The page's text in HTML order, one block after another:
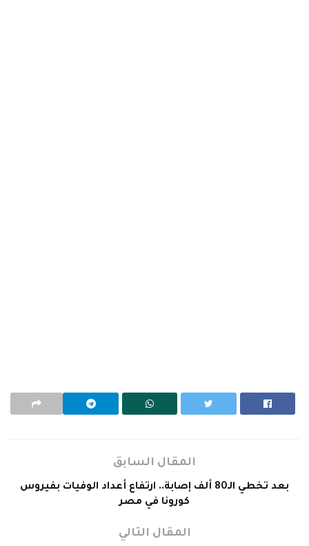
المقال السابق
بعد تخطي الـ80 ألف إصابة.. ارتفاع أعداد الوفيات بفيروس
كورونا في مصر
المقال التالي